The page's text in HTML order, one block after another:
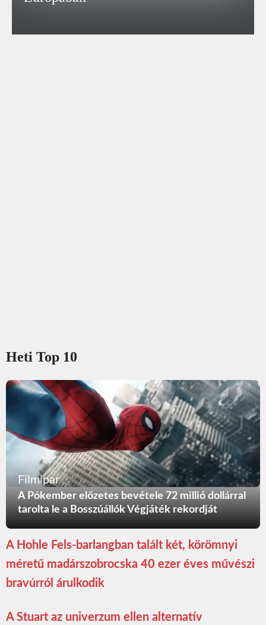
Heti Top 10
Filmipar
A Pókember előzetes bevétele 72 millió dollárral
tarolta le a Bosszúállók Végjáték rekordját
A Hohle Fels-barlangban talált két, körömnyi
méretű madárszobrocska 40 ezer éves művészi
bravúrról árulkodik
A Stuart az univerzum ellen alternatív